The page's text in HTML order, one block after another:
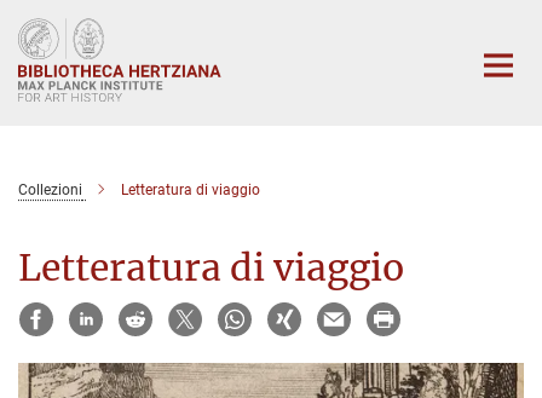
Main-
Content
Collezioni Letteratura di viaggio
Letteratura di viaggio